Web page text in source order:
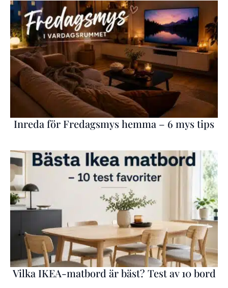
Inreda för Fredagsmys hemma – 6 mys tips
Vilka IKEA-matbord är bäst? Test av 10 bord